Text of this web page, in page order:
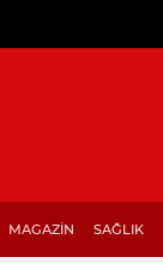
MAGAZİN SAĞLIK